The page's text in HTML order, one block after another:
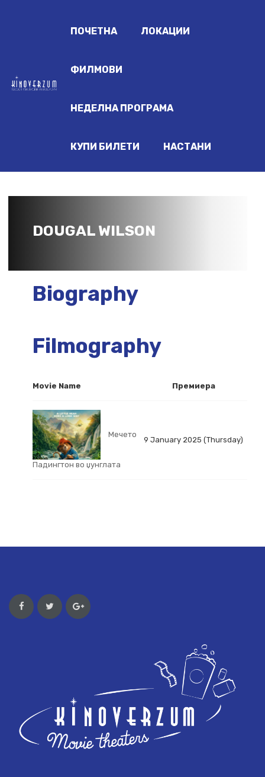
ПОЧЕТНА ЛОКАЦИИ
ФИЛМОВИ
НЕДЕЛНА ПРОГРАМА
КУПИ БИЛЕТИ НАСТАНИ
DOUGAL WILSON
Biography
Filmography
Movie Name Премиера
Мечето
Падингтон во џунглата
9 January 2025 (Thursday)